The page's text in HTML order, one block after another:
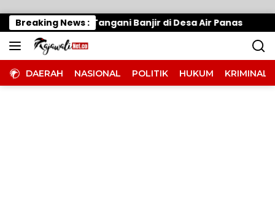
Breaking News :
Cepat, Tangani Banjir di Desa Air Panas
DAERAH NASIONAL POLITIK HUKUM KRIMINAL